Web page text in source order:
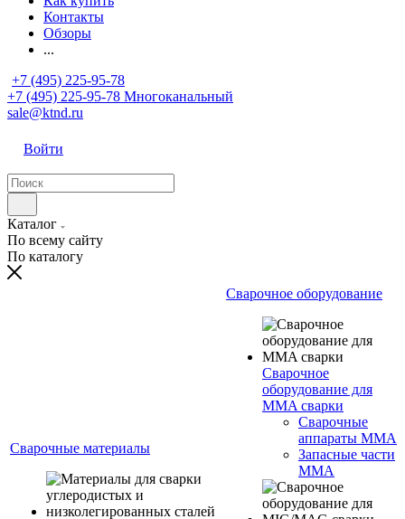
Контакты
Обзоры
...
+7 (495) 225-95-78
+7 (495) 225-95-78 Многоканальный
sale@ktnd.ru
Войти
Каталог
По всему сайту
По каталогу
Сварочные материалы
Сварочное оборудование
Сварочное
оборудование для
MMA сварки
Сварочные
аппараты MMA
Запасные части
MMA